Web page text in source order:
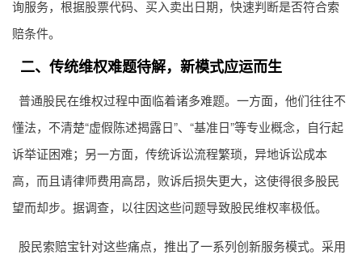
询服务，根据股票代码、买入卖出日期，快速判断是否符合索
赔条件。
二、传统维权难题待解，新模式应运而生
普通股民在维权过程中面临着诸多难题。一方面，他们往往不
懂法，不清楚“虚假陈述揭露日”、“基准日”等专业概念，自行起
诉举证困难；另一方面，传统诉讼流程繁琐，异地诉讼成本
高，而且请律师费用高昂，败诉后损失更大，这使得很多股民
望而却步。据调查，以往因这些问题导致股民维权率极低。
股民索赔宝针对这些痛点，推出了一系列创新服务模式。采用